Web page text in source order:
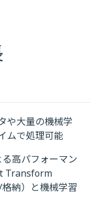
や大量の機械学
ムで処理可能
高パフォーマン
Transform
納）と機械学習